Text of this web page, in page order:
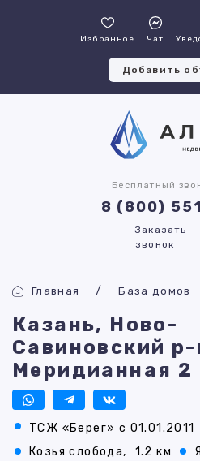
Избранное Чат
Добавить
Бесплатный
8 (800)
Заказать
звонок
Главная База домов
Казань, Ново-
Савиновский р-
Меридианная 2
ТСЖ «Берег» с 01.01.2011
Козья слобода, 1.2 км